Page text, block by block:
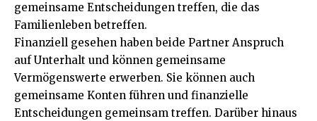
gemeinsame Entscheidungen treffen, die das
Familienleben betreffen.
Finanziell gesehen haben beide Partner Anspruch
auf Unterhalt und können gemeinsame
Vermögenswerte erwerben. Sie können auch
gemeinsame Konten führen und finanzielle
Entscheidungen gemeinsam treffen. Darüber hinaus